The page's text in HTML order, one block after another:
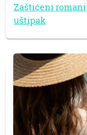
Zaštićeni
uštipak